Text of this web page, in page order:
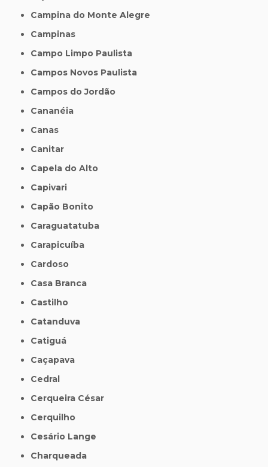
Campina do Monte Alegre
Campinas
Campo Limpo Paulista
Campos Novos Paulista
Campos do Jordão
Cananéia
Canas
Canitar
Capela do Alto
Capivari
Capão Bonito
Caraguatatuba
Carapicuíba
Cardoso
Casa Branca
Castilho
Catanduva
Catiguá
Caçapava
Cedral
Cerqueira César
Cerquilho
Cesário Lange
Charqueada